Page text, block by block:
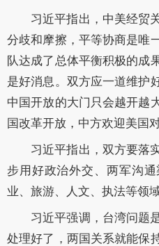
习近平指出，中美经贸
分歧和摩擦，平等协商是唯
队达成了总体平衡积极的成
是好消息。双方应一道维护
中国开放的大门只会越开越
国改革开放，中方欢迎美国
习近平指出，双方要落
步用好政治外交、两军沟
业、旅游、人文、执法等领
习近平强调，台湾问题
处理好了，两国关系就能保